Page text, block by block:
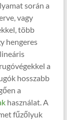
során a
vagy
több
hengeres
a
hosszabb
a
használat. A
fűzőlyuk